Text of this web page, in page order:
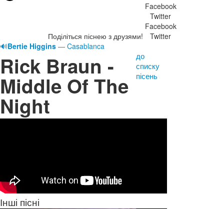
Поділіться піснею з друзями!
Facebook
Twitter
Facebook
Twitter
🔊Bertie Higgins — Casablanca
Rick Braun -
Middle Of The
Night
до
списку
пісень
Інші пісні